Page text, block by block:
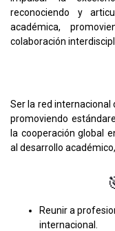
reconociendo y
académica,
colaboración
Ser la red
promoviendo
la cooperación global
al desarrollo
Reunir a
internacional.